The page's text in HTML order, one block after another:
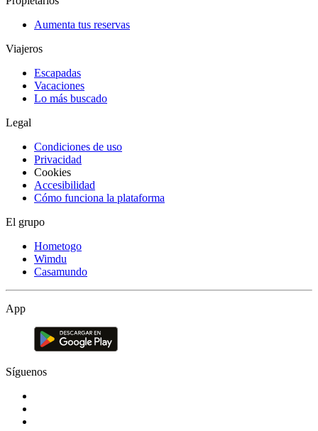
Aumenta tus reservas
Viajeros
Escapadas
Vacaciones
Lo más buscado
Legal
Condiciones de uso
Privacidad
Cookies
Accesibilidad
Cómo funciona la plataforma
El grupo
Hometogo
Wimdu
Casamundo
App
Síguenos